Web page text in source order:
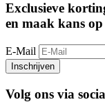
Exclusieve
en maak kans
E-Mail
Inschrijven
Volg ons via